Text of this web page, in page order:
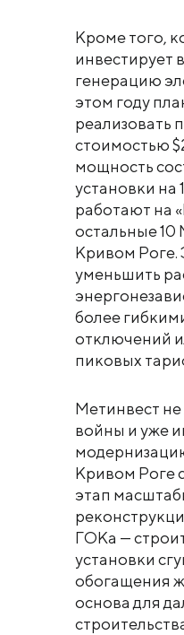
Кроме того,
инвестирует
генерацию
этом году
реализовать
стоимостью
мощность
установки на
работают на
остальные 10
Кривом Роге.
уменьшить
более
отключений
пиковых
Метинвест
войны и уже
Кривом Роге
этап
ГОКа —
установки
обогащения
основа для